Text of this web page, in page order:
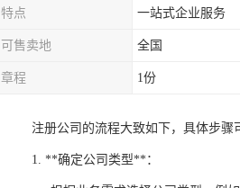
特点 一站式企业服务
可售卖地 全国
章程 1份
注册公司的流程大致如下，具体步骤
1. **确定公司类型**：